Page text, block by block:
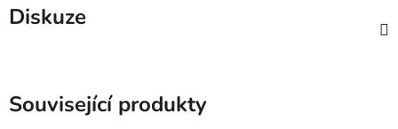
Diskuze
Související produkty